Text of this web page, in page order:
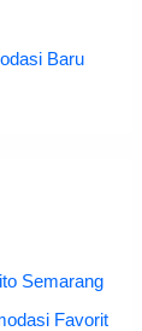
Baru
Semarang
Favorit